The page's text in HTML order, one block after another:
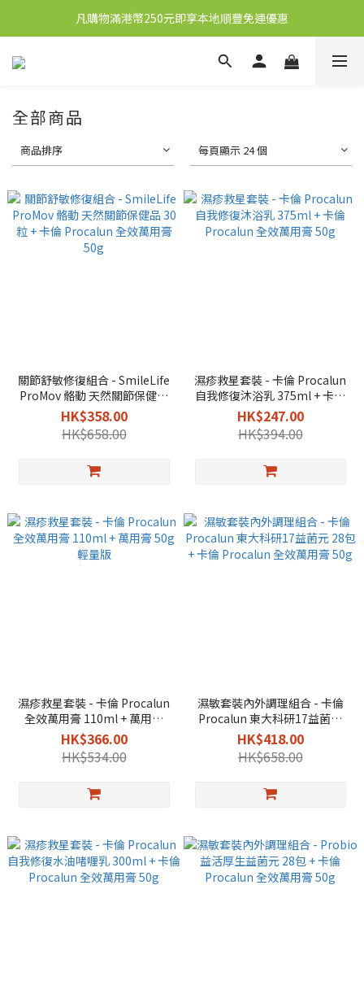
新會員送10元購物金
凡購物滿港幣250元即享本地順豐免運優惠
新會員送10元購物金
全部商品
商品排序 每頁顯示 24 個
關節舒敏修復組合 - SmileLife
ProMov 骼動 天然關節保健品
30粒 + 卡倫 Procalun 全效萬用
膏 50g
HK$358.00
HK$658.00
濕疹救星套裝 - 卡倫 Procalun
自我修復沐浴乳 375ml + 卡倫
Procalun 全效萬用膏 50g
HK$247.00
HK$394.00
濕疹救星套裝 - 卡倫 Procalun
全效萬用膏 110ml + 萬用膏
50g 輕量版
HK$366.00
HK$534.00
濕敏套裝內外調理組合 - 卡倫
Procalun 東大科研17益菌元
28包 + 卡倫 Procalun 全效萬用
膏 50g
HK$418.00
HK$658.00